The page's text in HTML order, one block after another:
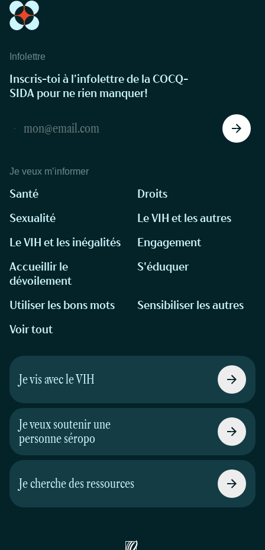
Infolettre
Inscris-toi à l’infolettre de la COCQ-
SIDA pour ne rien manquer!
Je veux m’informer
Santé
Droits
Sexualité
Le VIH et les autres
Le VIH et les inégalités
Engagement
Accueillir le
dévoilement
S'éduquer
Utiliser les bons mots
Sensibiliser les autres
Voir tout
Je vis avec le VIH
Je veux soutenir une
personne séropo
Je cherche des ressources